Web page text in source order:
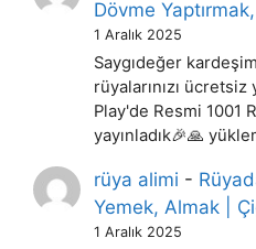
Dövme
1 Aralık 2025
Saygıdeğer
rüyalarınızı
Play'de Resmi 1001
yayınladık🎉🙏
rüya alimi -
Yemek, Almak |
1 Aralık 2025